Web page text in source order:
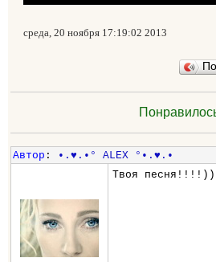
среда, 20 ноября 17:19:02 2013
Автор :
•.♥.•° ALEX °•.♥.•
Твоя песня!!!!))